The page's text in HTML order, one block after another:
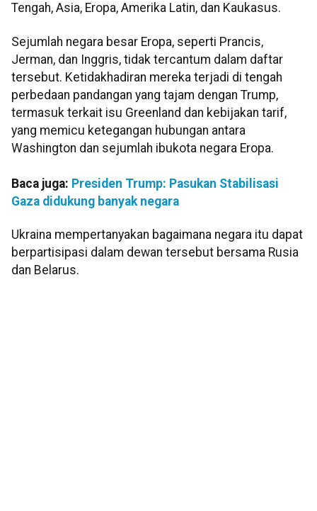
Tengah, Asia, Eropa, Amerika Latin, dan Kaukasus.
Sejumlah negara besar Eropa, seperti Prancis,
Jerman, dan Inggris, tidak tercantum dalam daftar
tersebut. Ketidakhadiran mereka terjadi di tengah
perbedaan pandangan yang tajam dengan Trump,
termasuk terkait isu Greenland dan kebijakan tarif,
yang memicu ketegangan hubungan antara
Washington dan sejumlah ibukota negara Eropa.
Baca juga: Presiden Trump: Pasukan Stabilisasi
Gaza didukung banyak negara
Ukraina mempertanyakan bagaimana negara itu dapat
berpartisipasi dalam dewan tersebut bersama Rusia
dan Belarus.